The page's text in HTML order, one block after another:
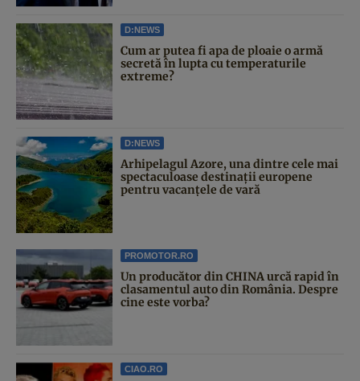
D:NEWS
Cum ar putea fi apa de ploaie o armă
secretă în lupta cu temperaturile
extreme?
D:NEWS
Arhipelagul Azore, una dintre cele mai
spectaculoase destinații europene
pentru vacanțele de vară
PROMOTOR.RO
Un producător din CHINA urcă rapid în
clasamentul auto din România. Despre
cine este vorba?
CIAO.RO